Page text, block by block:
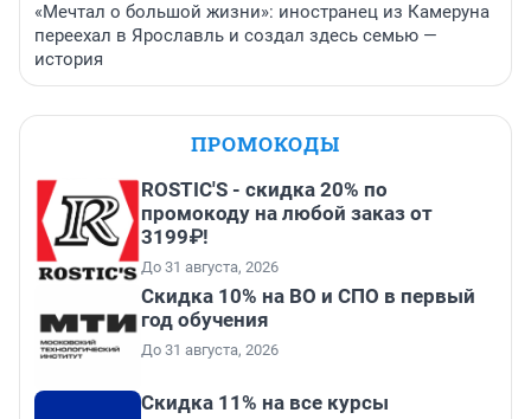
«Мечтал о большой жизни»: иностранец из Камеруна
переехал в Ярославль и создал здесь семью —
история
ПРОМОКОДЫ
ROSTIC'S - скидка 20% по
промокоду на любой заказ от
3199₽!
До 31 августа, 2026
Скидка 10% на ВО и СПО в первый
год обучения
До 31 августа, 2026
Скидка 11% на все курсы